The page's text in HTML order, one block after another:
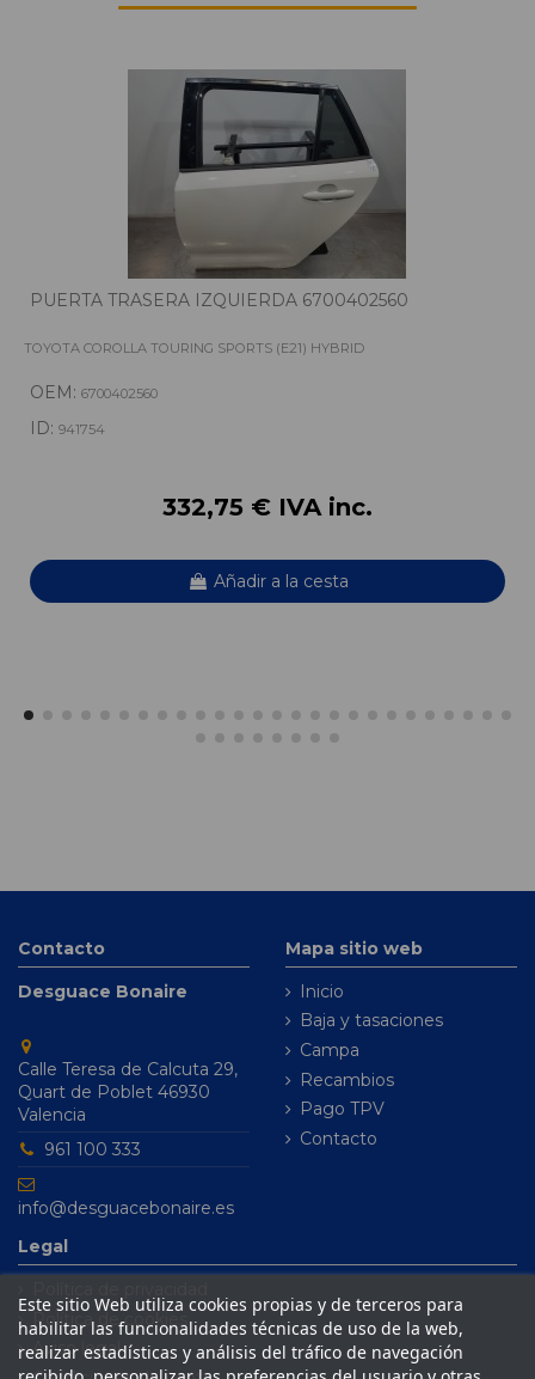
PUERTA TRASERA IZQUIERDA 6700402560
TOYOTA COROLLA TOURING SPORTS (E21) HYBRID
OEM: 6700402560
ID: 941754
332,75 € IVA inc.
Añadir a la cesta
Contacto
Desguace Bonaire
Calle Teresa de Calcuta 29,
Quart de Poblet 46930
Valencia
961 100 333
info@desguacebonaire.es
Mapa sitio web
Inicio
Baja y tasaciones
Campa
Recambios
Pago TPV
Contacto
Legal
Política de cookies
Aviso legal
Este sitio Web utiliza cookies propias y de terceros para
habilitar las funcionalidades técnicas de uso de la web,
realizar estadísticas y análisis del tráfico de navegación